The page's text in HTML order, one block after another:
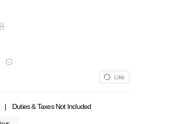
Like
| Duties & Taxes Not Included